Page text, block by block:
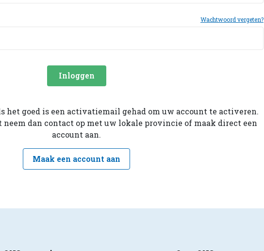
Wachtwoord vergeten?
Inloggen
het goed is een activatiemail gehad om uw account te activeren.
neem dan contact op met uw lokale provincie of maak direct een
account aan.
Maak een account aan